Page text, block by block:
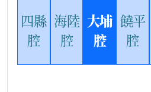
四縣
腔
海陸
腔
大埔
腔
饒平
腔